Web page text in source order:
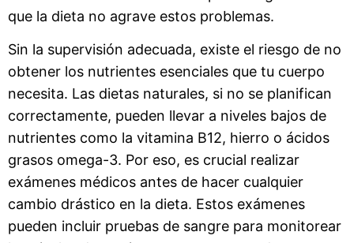
que la dieta no agrave estos problemas.
Sin la supervisión adecuada, existe el riesgo de no
obtener los nutrientes esenciales que tu cuerpo
necesita. Las dietas naturales, si no se planifican
correctamente, pueden llevar a niveles bajos de
nutrientes como la vitamina B12, hierro o ácidos
grasos omega-3. Por eso, es crucial realizar
exámenes médicos antes de hacer cualquier
cambio drástico en la dieta. Estos exámenes
pueden incluir pruebas de sangre para monitorear